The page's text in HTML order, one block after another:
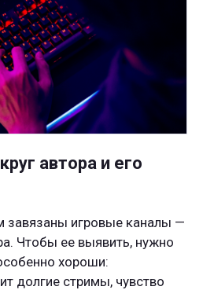
автора и его
завязаны игровые каналы —
Чтобы ее выявить, нужно
хороши:
долгие стримы, чувство